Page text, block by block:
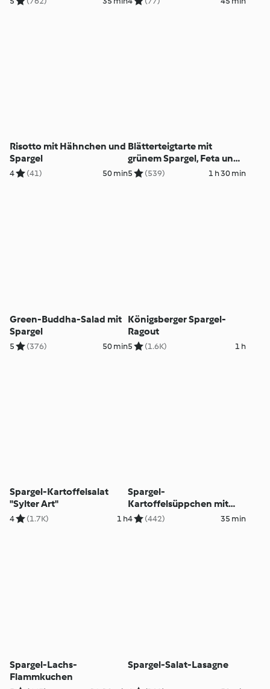
Risotto mit Hähnchen und
Spargel
4 (41) 50 min
Blätterteigtarte mit
grünem Spargel, Feta und
Radieschen-Öl
5 (539) 1 h 30 min
Green-Buddha-Salad mit
Spargel
5 (376) 50 min
Königsberger Spargel-
Ragout
5 (1.6K) 1 h
Spargel-Kartoffelsalat
"Sylter Art"
4 (1.7K) 1 h
Spargel-
Kartoffelsüppchen mit
Zitronengras
4 (442) 35 min
Spargel-Lachs-
Flammkuchen
Spargel-Salat-Lasagne